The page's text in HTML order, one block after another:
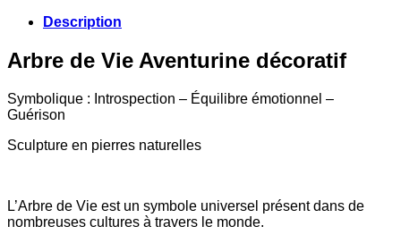
Description
Arbre de Vie Aventurine décoratif
Symbolique : Introspection – Équilibre émotionnel –
Guérison
Sculpture en pierres naturelles
L’Arbre de Vie est un symbole universel présent dans de
nombreuses cultures à travers le monde.